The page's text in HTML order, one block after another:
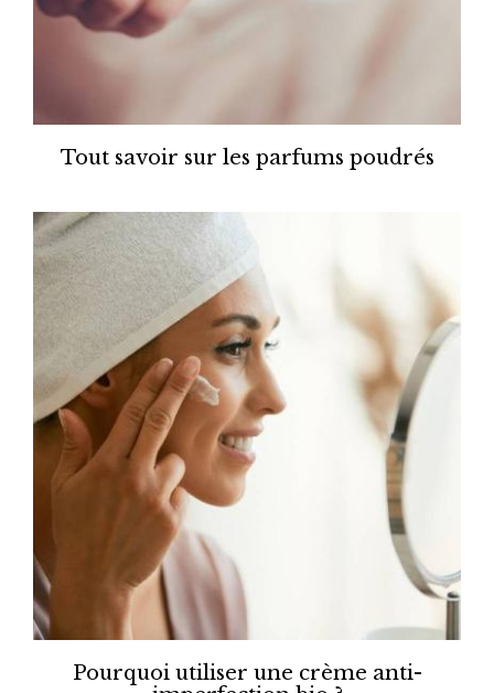
Tout savoir sur les parfums poudrés
Pourquoi utiliser une crème anti-